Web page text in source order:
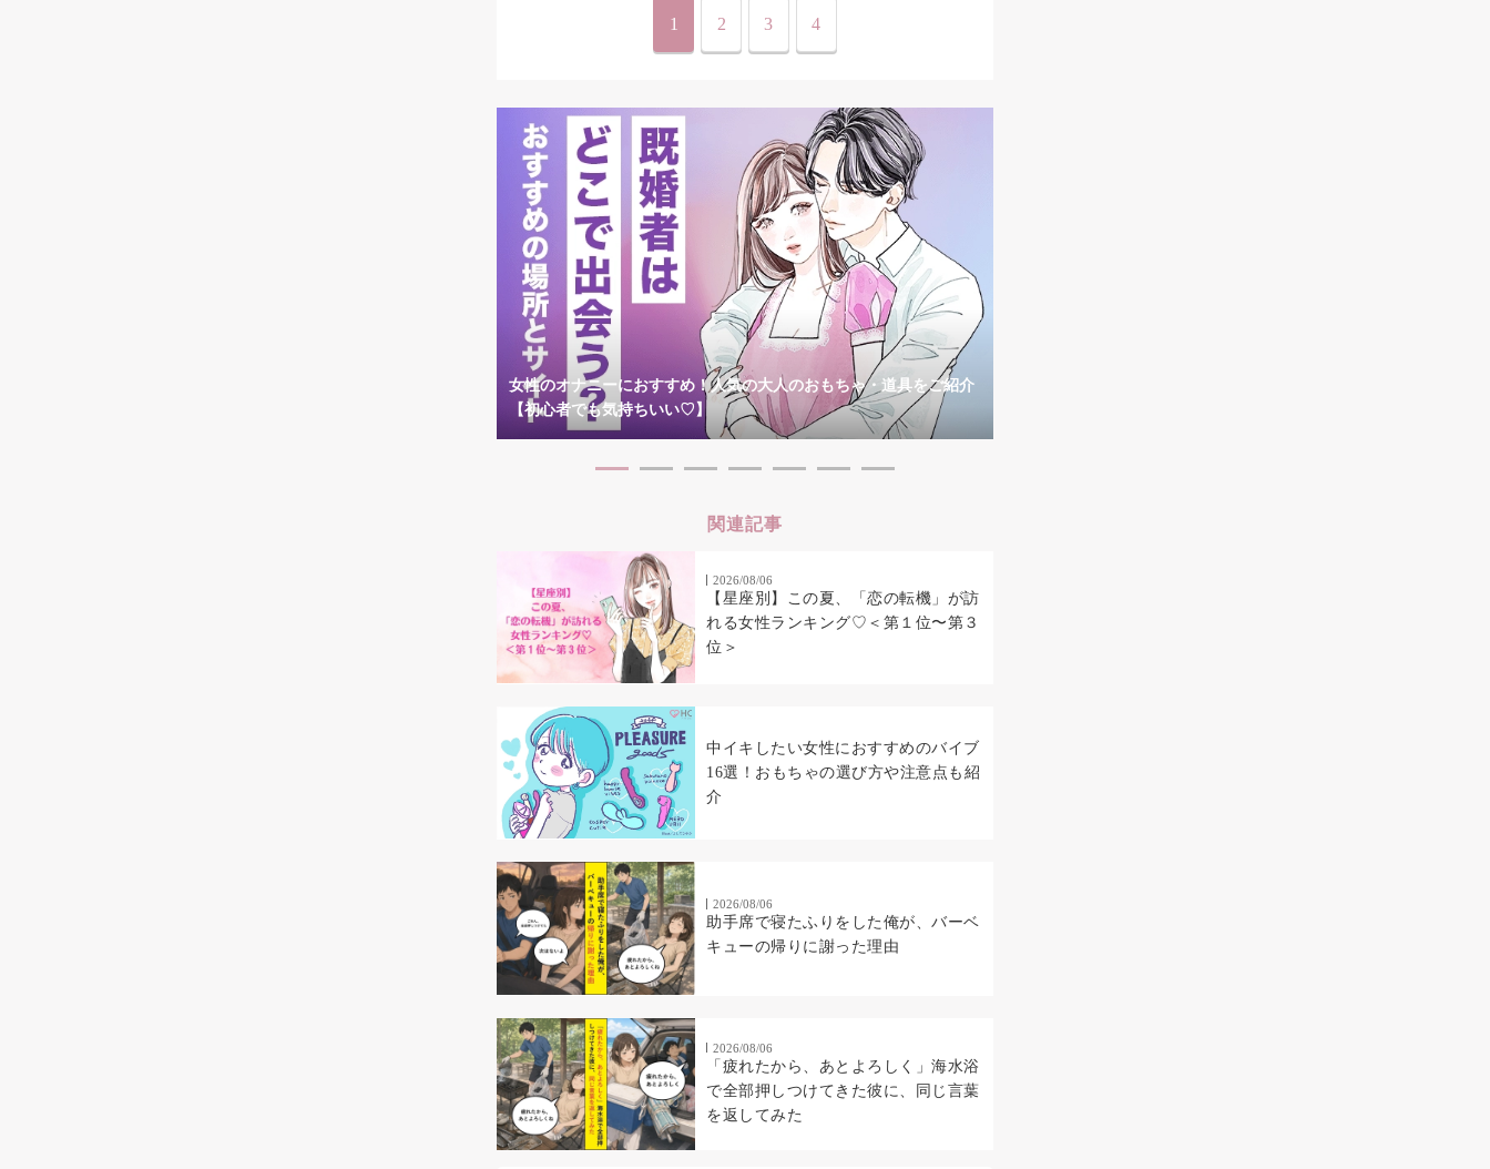
1 2 3 4
女性のオナニーにおすすめ！人気の大人のおもちゃ・道具をご紹介
【初心者でも気持ちいい♡】
関連記事
2026/08/06
【星座別】この夏、「恋の転機」が訪
れる女性ランキング♡＜第１位〜第３
位＞
中イキしたい女性におすすめのバイブ
16選！おもちゃの選び方や注意点も紹
介
2026/08/06
助手席で寝たふりをした俺が、バーベ
キューの帰りに謝った理由
2026/08/06
「疲れたから、あとよろしく」海水浴
で全部押しつけてきた彼に、同じ言葉
を返してみた